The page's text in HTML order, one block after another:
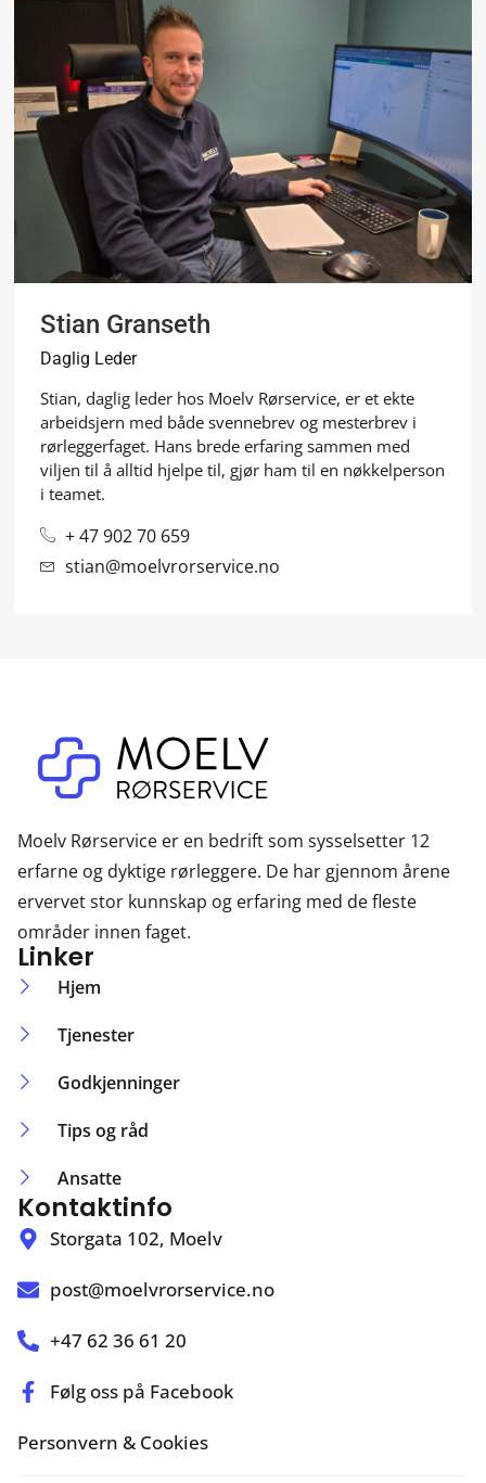
Stian Granseth
Daglig Leder
Stian, daglig leder hos Moelv Rørservice, er et ekte
arbeidsjern med både svennebrev og mesterbrev i
rørleggerfaget. Hans brede erfaring sammen med
viljen til å alltid hjelpe til, gjør ham til en nøkkelperson
i teamet.
+ 47 902 70 659
stian@moelvrorservice.no
Moelv Rørservice er en bedrift som sysselsetter 12
erfarne og dyktige rørleggere. De har gjennom årene
ervervet stor kunnskap og erfaring med de fleste
områder innen faget.
Linker
Hjem
Tjenester
Godkjenninger
Tips og råd
Ansatte
Kontaktinfo
Storgata 102, Moelv
post@moelvrorservice.no
+47 62 36 61 20
Følg oss på Facebook
Personvern & Cookies